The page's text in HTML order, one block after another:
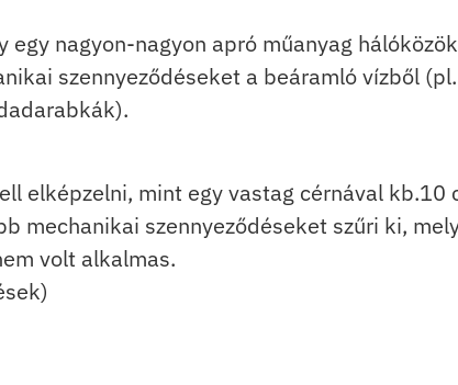
egy nagyon-nagyon apró műanyag
szennyeződéseket a beáramló vízből
elképzelni, mint egy vastag cérnával kb.10
mechanikai szennyeződéseket szűri ki,
volt alkalmas.